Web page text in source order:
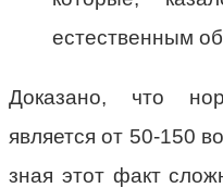
естественным
Доказано, что
является от 50-150
зная этот факт